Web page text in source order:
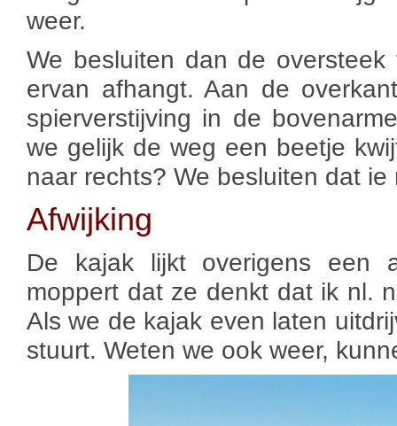
weer.
We besluiten dan de
ervan afhangt. Aan de
spierverstijving in de
we gelijk de weg een beetje
naar rechts? We besluiten dat
Afwijking
De kajak lijkt overigens een
moppert dat ze denkt dat ik nl.
Als we de kajak even laten
stuurt. Weten we ook weer,